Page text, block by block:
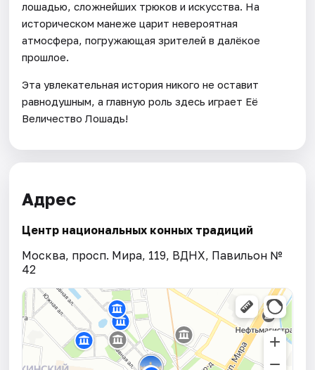
лошадью, сложнейших трюков и искусства. На
историческом манеже царит невероятная
атмосфера, погружающая зрителей в далёкое
прошлое.
Эта увлекательная история никого не оставит
равнодушным, а главную роль здесь играет Её
Величество Лошадь!
Адрес
Центр национальных конных традиций
Москва, просп. Мира, 119, ВДНХ, Павильон №
42